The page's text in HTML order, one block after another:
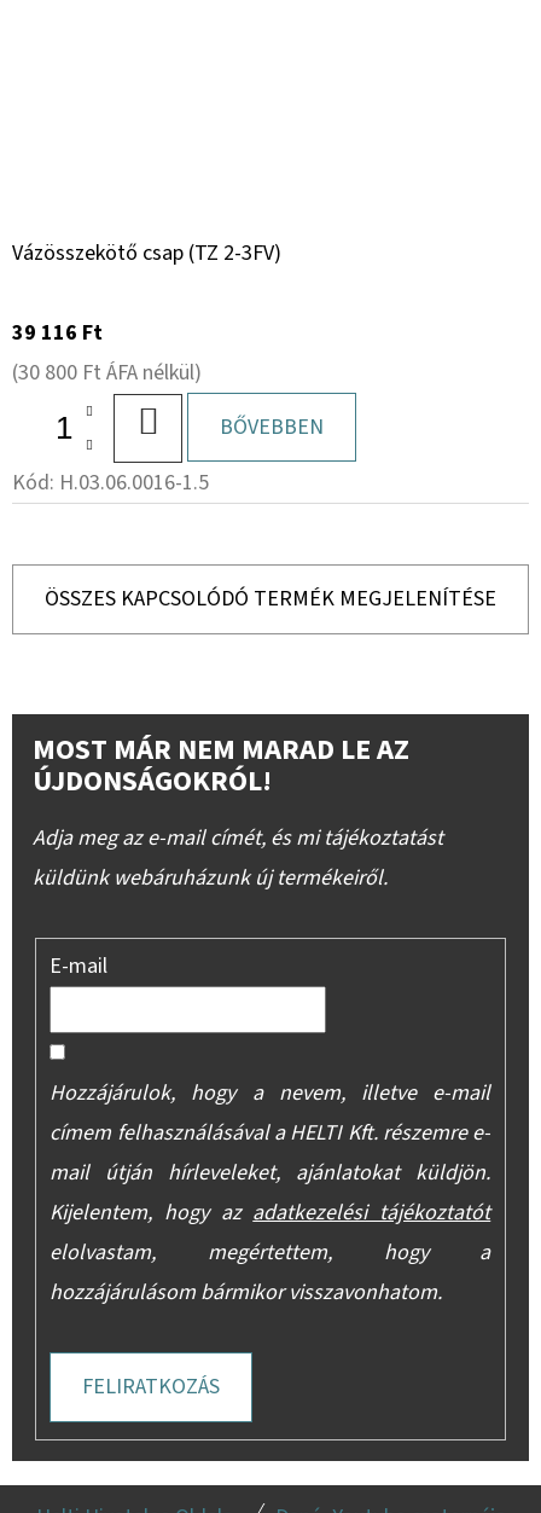
Vázösszekötő csap (TZ 2-3FV)
39 116 Ft
(30 800 Ft ÁFA nélkül)
KOSÁRBABŐVEBBEN
Kód: H.03.06.0016-1.5
ÖSSZES KAPCSOLÓDÓ TERMÉK MEGJELENÍTÉSE
MOST MÁR NEM MARAD LE AZ
ÚJDONSÁGOKRÓL!
Adja meg az e-mail címét, és mi tájékoztatást
küldünk webáruházunk új termékeiről.
E-mail
Hozzájárulok, hogy a nevem, illetve e-mail
címem felhasználásával a HELTI Kft. részemre e-
mail útján hírleveleket, ajánlatokat küldjön.
Kijelentem, hogy azadatkezelési tájékoztatót
elolvastam, megértettem, hogy a
hozzájárulásom bármikor visszavonhatom.
FELIRATKOZÁS